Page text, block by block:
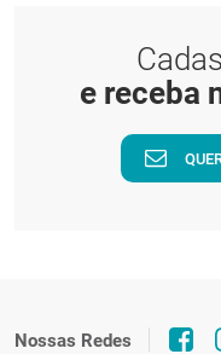
e receba
Nossas Redes